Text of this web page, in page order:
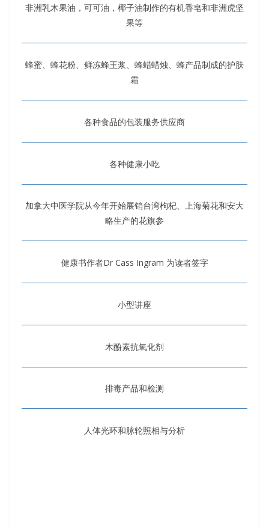
非洲乳木果油，可可油，椰子油制作的有机香皂和非洲虎坚
果等
蜂蜜、蜂花粉、鲜冻蜂王浆、蜂蜡蜡烛、蜂产品制成的护肤
霜
各种食品的包装服务供应商
各种健康小吃
加拿大中医学院从今年开始展销台湾枸杞、上海菊花和安大
略生产的花旗参
健康书作者Dr Cass Ingram 为读者签字
小型讲座
木酚素抗氧化剂
排毒产品和检测
人体光环和脉轮照相与分析